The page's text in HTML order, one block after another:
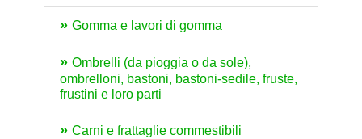
Gomma e lavori di gomma
Ombrelli (da pioggia o da sole),
ombrelloni, bastoni, bastoni-sedile, fruste,
frustini e loro parti
Carni e frattaglie commestibili